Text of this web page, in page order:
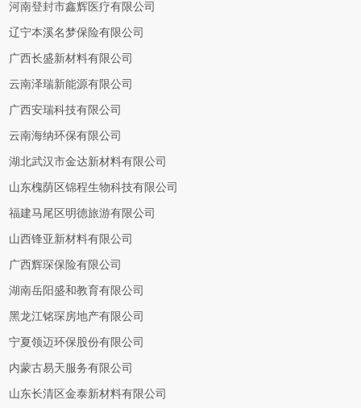
河南登封市鑫辉医疗有限公司
辽宁本溪名梦保险有限公司
广西长盛新材料有限公司
云南泽瑞新能源有限公司
广西安瑞科技有限公司
云南海纳环保有限公司
湖北武汉市金达新材料有限公司
山东槐荫区锦程生物科技有限公司
福建马尾区明德旅游有限公司
山西锋亚新材料有限公司
广西辉琛保险有限公司
湖南岳阳盛和教育有限公司
黑龙江铭琛房地产有限公司
宁夏领迈环保股份有限公司
内蒙古易天服务有限公司
山东长清区金泰新材料有限公司